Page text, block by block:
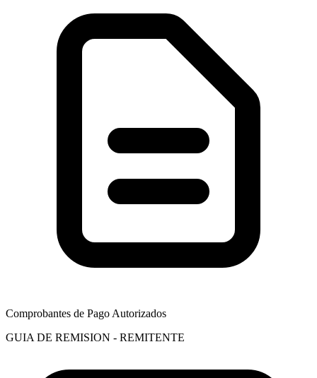
Comprobantes de Pago Autorizados
GUIA DE REMISION - REMITENTE